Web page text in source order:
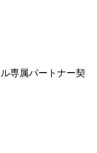
専属パートナー契